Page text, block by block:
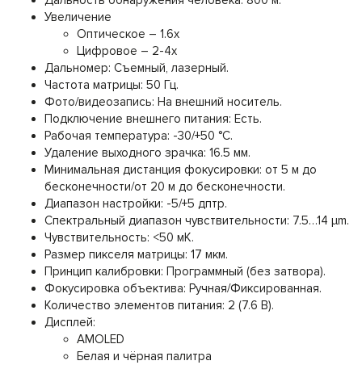
Увеличение
Оптическое – 1.6х
Цифровое – 2-4х
Дальномер: Съемный, лазерный.
Частота матрицы: 50 Гц.
Фото/видеозапись: На внешний носитель.
Подключение внешнего питания: Есть.
Рабочая температура: -30/+50 °C.
Удаление выходного зрачка: 16.5 мм.
Минимальная дистанция фокусировки: от 5 м до
бесконечности/от 20 м до бесконечности.
Диапазон настройки: -5/+5 дптр.
Спектральный диапазон чувствительности: 7.5…14 μm.
Чувствительность: <50 мК.
Размер пикселя матрицы: 17 мкм.
Принцип калибровки: Программный (без затвора).
Фокусировка объектива: Ручная/Фиксированная.
Количество элементов питания: 2 (7.6 В).
Дисплей:
AMOLED
Белая и чёрная палитра